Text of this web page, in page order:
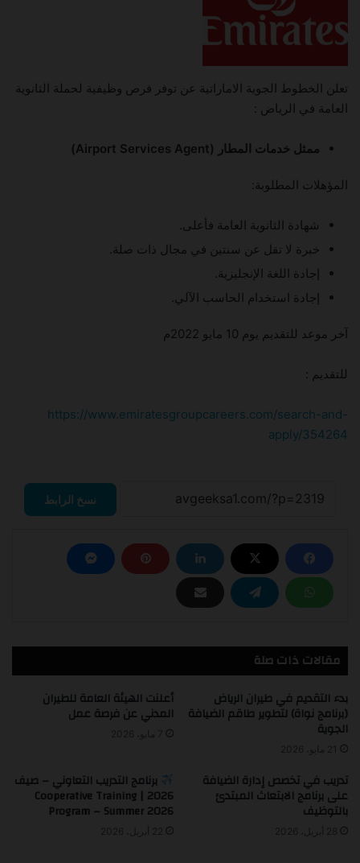
تعلن الخطوط الجوية الاماراتية عن توفر فرص وظيفية لحملة الثانوية
العامة في الرياض :
ممثل خدمات المطار (Airport Services Agent)
المؤهلات المطلوبة:
شهادة الثانوية العامة فأعلى.
خبرة لا تقل عن سنتين في مجال ذات صلة.
إجادة اللغة الإنجليزية.
إجادة استخدام الحاسب الآلي.
آخر موعد للتقديم يوم 10 مايو 2022م
للتقديم :
https://www.emiratesgroupcareers.com/search-and-
apply/354264
نسخ الرابط
مقالات ذات صلة
بدء التقديم في طيران الرياض
(برنامج نواة) لتطوير طاقم الضيافة
الجوية
أعلنت الهيئة العامة للطيران
المدني عن فرصة عمل
تدريب في تخصص إدارة الضيافة
على برنامج الابتعاث المبتدئ
بالتوظيف
برنامج التدريب التعاوني – صيف
2026 | Cooperative Training
Program – Summer 2026